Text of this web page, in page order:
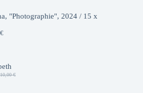
"Photographie", 2024 / 15 x
€
10,00€